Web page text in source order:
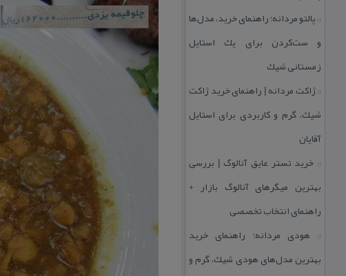
:: پالتو مردانه؛ راهنمای خرید، مدل‌ها
و ست‌كردن برای یك استایل
زمستانی شیك
::ژاكت مردانه | راهنمای خرید ژاكت
شیك، گرم و كاربردی برای استایل
آقایان
:: خرید تستر عایق آنالوگ | بررسی
بهترین میگرهای آنالوگ بازار +
راهنمای انتخاب تخصصی
:: هودی مردانه؛ راهنمای خرید
بهترین مدل‌های هودی شیك، گرم و